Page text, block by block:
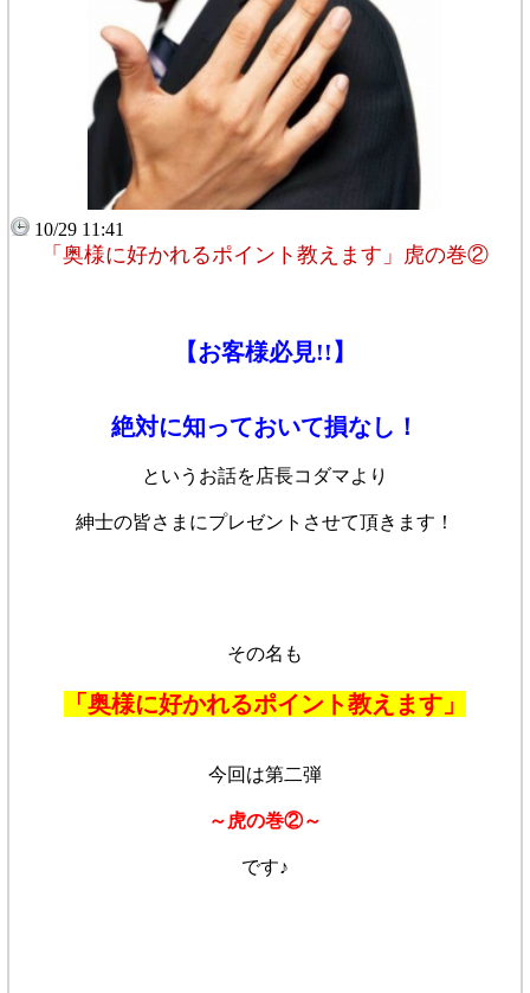
10/29 11:41
「奥様に好かれるポイント教えます」虎の巻②
【お客様必見!!】
絶対に知っておいて損なし！
というお話を店長コダマより
紳士の皆さまにプレゼントさせて頂きます！
その名も
「奥様に好かれるポイント教えます」
今回は第二弾
～虎の巻②～
です♪